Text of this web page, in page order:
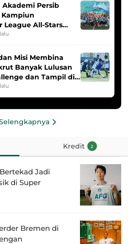
Akademi Persib
Kampiun
League All-Stars
Misi Membina
Banyak Lulusan
dan Tampil di
League
Kredit 2
Jadi
di Super
Bremen di